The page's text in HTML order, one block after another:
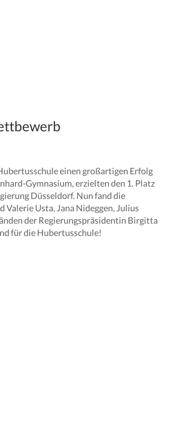
einen großartigen Erfolg
Gymnasium, erzielten den 1. Platz
Düsseldorf. Nun fand die
Usta, Jana Nideggen, Julius
der Regierungspräsidentin Birgitta
für die Hubertusschule!